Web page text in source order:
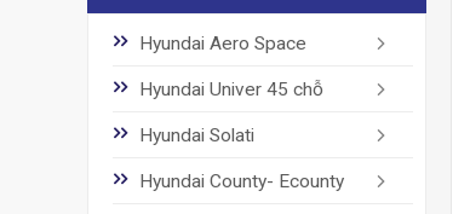
Hyundai Aero Space
Hyundai Univer 45 chỗ
Hyundai Solati
Hyundai County- Ecounty